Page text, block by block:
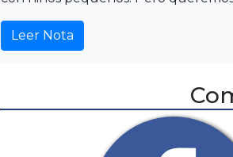
Leer Nota